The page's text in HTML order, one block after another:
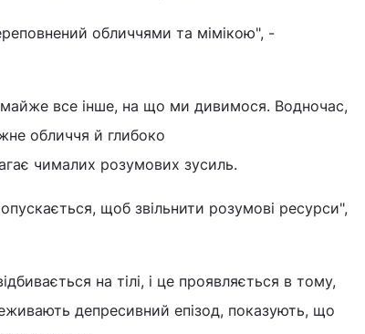
обличчями та мімікою", -
майже все інше, на що ми дивимося. Водночас,
обличчя й глибоко
чималих розумових зусиль.
щоб звільнити розумові ресурси",
на тілі, і це проявляється в тому,
депресивний епізод, показують, що